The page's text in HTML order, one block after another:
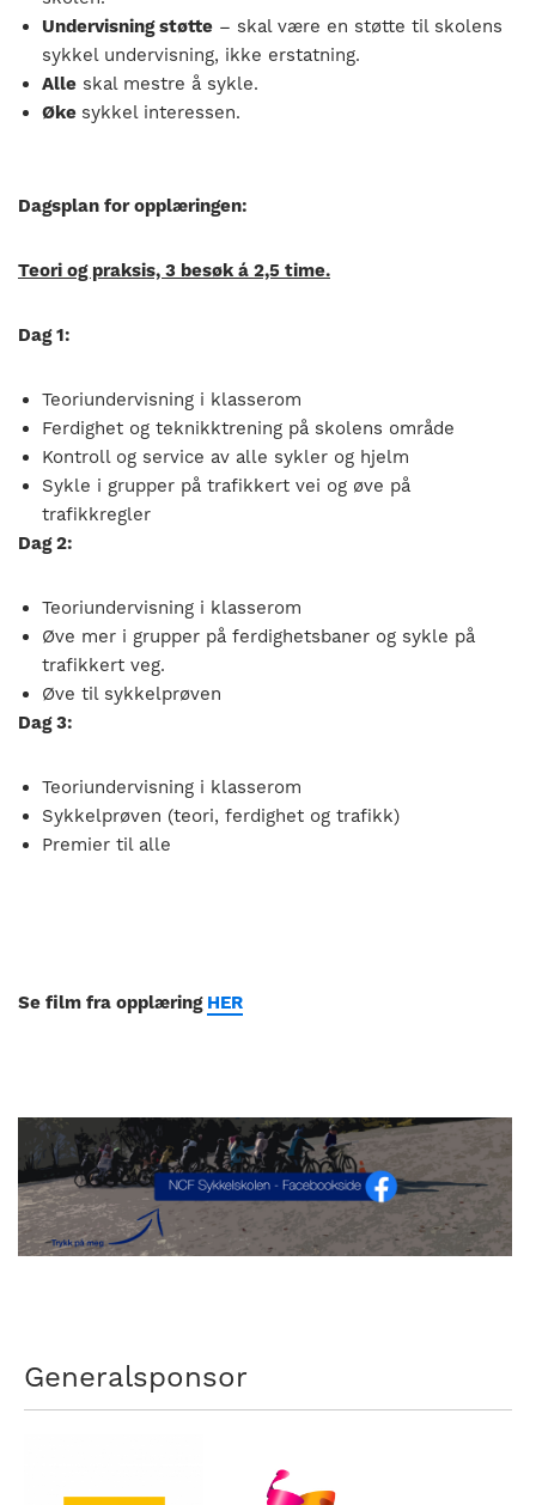
Undervisning støtte – skal være en støtte til skolens
sykkel undervisning, ikke erstatning.
Alle skal mestre å sykle.
Øke sykkel interessen.
Dagsplan for opplæringen:
Teori og praksis, 3 besøk á 2,5 time.
Dag 1:
Teoriundervisning i klasserom
Ferdighet og teknikktrening på skolens område
Kontroll og service av alle sykler og hjelm
Sykle i grupper på trafikkert vei og øve på
trafikkregler
Dag 2:
Teoriundervisning i klasserom
Øve mer i grupper på ferdighetsbaner og sykle på
trafikkert veg.
Øve til sykkelprøven
Dag 3:
Teoriundervisning i klasserom
Sykkelprøven (teori, ferdighet og trafikk)
Premier til alle
Se film fra opplæring HER
Generalsponsor